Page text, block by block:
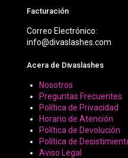
Facturación
Correo Electrónico:
info@divaslashes.com
Acera de Divaslashes
Nosotros
Preguntas Frecuentes
Política de Privacidad
Horario de Atención
Política de Devolución
Política de
Aviso Legal